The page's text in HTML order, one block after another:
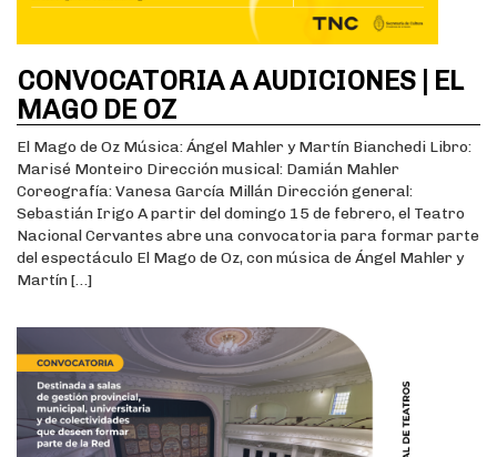
CONVOCATORIA A AUDICIONES | EL
MAGO DE OZ
El Mago de Oz Música: Ángel Mahler y Martín Bianchedi Libro:
Marisé Monteiro Dirección musical: Damián Mahler
Coreografía: Vanesa García Millán Dirección general:
Sebastián Irigo A partir del domingo 15 de febrero, el Teatro
Nacional Cervantes abre una convocatoria para formar parte
del espectáculo El Mago de Oz, con música de Ángel Mahler y
Martín […]